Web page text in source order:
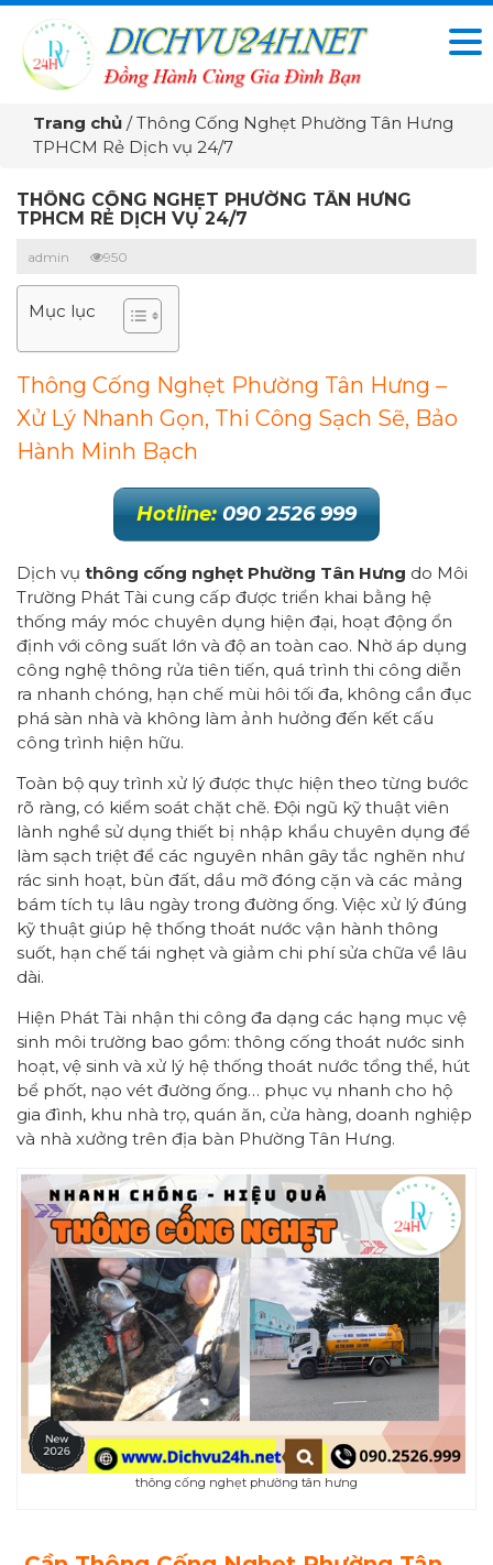
Trang chủ /Thông Cống Nghẹt Phường Tân Hưng
TPHCM Rẻ Dịch vụ 24/7
THÔNG CỐNG NGHẸT PHƯỜNG TÂN HƯNG
TPHCM RẺ DỊCH VỤ 24/7
admin 950
Mục lục
Thông Cống Nghẹt Phường Tân Hưng –
Xử Lý Nhanh Gọn, Thi Công Sạch Sẽ, Bảo
Hành Minh Bạch
Hotline: 090 2526 999
Dịch vụ thông cống nghẹt Phường Tân Hưng do Môi
Trường Phát Tài cung cấp được triển khai bằng hệ
thống máy móc chuyên dụng hiện đại, hoạt động ổn
định với công suất lớn và độ an toàn cao. Nhờ áp dụng
công nghệ thông rửa tiên tiến, quá trình thi công diễn
ra nhanh chóng, hạn chế mùi hôi tối đa, không cần đục
phá sàn nhà và không làm ảnh hưởng đến kết cấu
công trình hiện hữu.
Toàn bộ quy trình xử lý được thực hiện theo từng bước
rõ ràng, có kiểm soát chặt chẽ. Đội ngũ kỹ thuật viên
lành nghề sử dụng thiết bị nhập khẩu chuyên dụng để
làm sạch triệt để các nguyên nhân gây tắc nghẽn như
rác sinh hoạt, bùn đất, dầu mỡ đóng cặn và các mảng
bám tích tụ lâu ngày trong đường ống. Việc xử lý đúng
kỹ thuật giúp hệ thống thoát nước vận hành thông
suốt, hạn chế tái nghẹt và giảm chi phí sửa chữa về lâu
dài.
Hiện Phát Tài nhận thi công đa dạng các hạng mục vệ
sinh môi trường bao gồm: thông cống thoát nước sinh
hoạt, vệ sinh và xử lý hệ thống thoát nước tổng thể, hút
bể phốt, nạo vét đường ống… phục vụ nhanh cho hộ
gia đình, khu nhà trọ, quán ăn, cửa hàng, doanh nghiệp
và nhà xưởng trên địa bàn Phường Tân Hưng.
thông cống nghẹt phường tân hưng